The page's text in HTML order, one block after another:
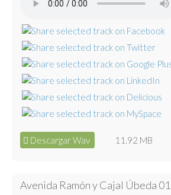
Descargar Wav 11.92 MB
Avenida Ramón y Cajal Úbeda 01